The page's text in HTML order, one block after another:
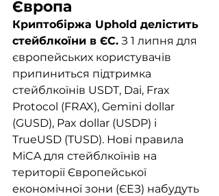
Європа
Криптобіржа Uphold делістить
стейблкоїни в ЄС. З 1 липня для
європейських користувачів
припиниться підтримка
стейблкоїнів USDT, Dai, Frax
Protocol (FRAX), Gemini dollar
(GUSD), Pax dollar (USDP) і
TrueUSD (TUSD). Нові правила
MiCA для стейблкоїнів на
території Європейської
економічної зони (ЄЕЗ) набудуть